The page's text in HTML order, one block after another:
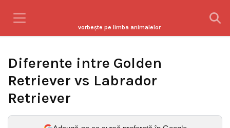
vorbeşte pe limba animalelor
Diferente intre Golden
Retriever vs Labrador
Retriever